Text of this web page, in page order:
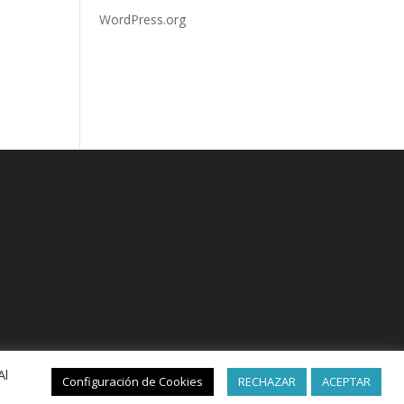
WordPress.org
Configuración de Cookies RECHAZAR ACEPTAR